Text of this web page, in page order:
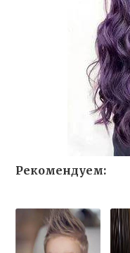
Рекомендуем: